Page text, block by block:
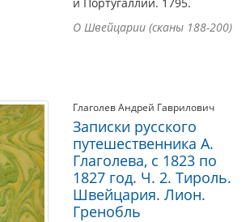
О Швейцарии (сканы 188-200)
Глаголев Андрей Гаврилович
Записки русского
путешественника А.
Глаголева, с 1823 по
1827 год. Ч. 2. Тироль.
Швейцария. Лион.
Гренобль